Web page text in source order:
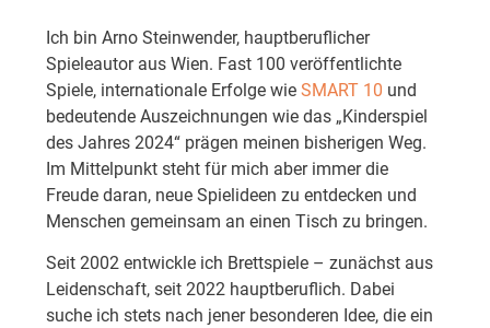
Ich bin Arno Steinwender, hauptberuflicher
Spieleautor aus Wien. Fast 100 veröffentlichte
Spiele, internationale Erfolge wieSMART 10 und
bedeutende Auszeichnungen wie das „Kinderspiel
des Jahres 2024“ prägen meinen bisherigen Weg.
Im Mittelpunkt steht für mich aber immer die
Freude daran, neue Spielideen zu entdecken und
Menschen gemeinsam an einen Tisch zu bringen.
Seit 2002 entwickle ich Brettspiele – zunächst aus
Leidenschaft, seit 2022 hauptberuflich. Dabei
suche ich stets nach jener besonderen Idee, die ein